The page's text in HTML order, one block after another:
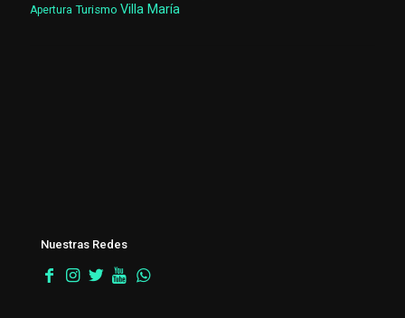
Apertura Turismo Villa María
Nuestras Redes